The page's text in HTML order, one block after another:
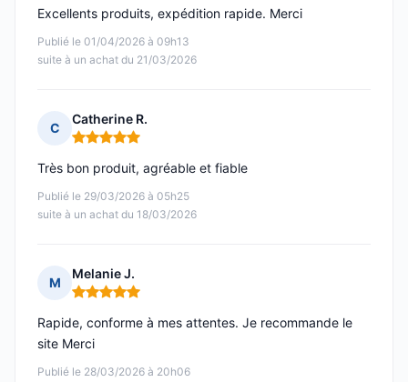
Publié le 01/04/2026 à 09h13
suite à un achat du 21/03/2026
Excellents produits, expédition rapide. Merci
C
Catherine R.
Note : 5 sur 5
Publié le 29/03/2026 à 05h25
suite à un achat du 18/03/2026
Très bon produit, agréable et fiable
M
Melanie J.
Note : 5 sur 5
Publié le 28/03/2026 à 20h06
Rapide, conforme à mes attentes. Je recommande le
site Merci